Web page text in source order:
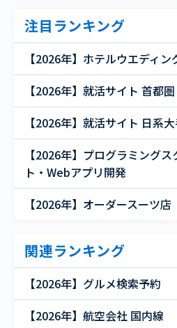
注目ランキング
【2026年】ホテルウエディン
【2026年】就活サイト 首都圏
【2026年】就活サイト 日系
【2026年】プログラミング
ト・Webアプリ開発
【2026年】オーダースーツ店
関連ランキング
【2026年】グルメ検索予約
【2026年】航空会社 国内線